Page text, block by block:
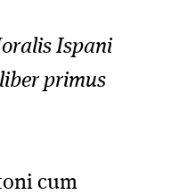
Ispani
primus
cum